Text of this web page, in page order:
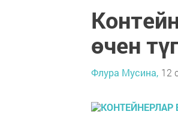
өчен
Флура Мусина, 12